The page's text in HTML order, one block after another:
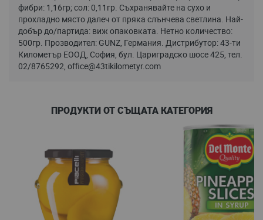
фибри: 1,16гр; сол: 0,11гр. Съхранявайте на сухо и
прохладно място далеч от пряка слънчева светлина. Най-
добър до/партида: виж опаковката. Нетно количество:
500гр. Прозводител: GUNZ, Германия. Дистрибутор: 43-ти
Километър ЕООД, София, бул. Цариградско шосе 425, тел.
02/8765292, office@43tikilometyr.com
ПРОДУКТИ ОТ СЪЩАТА КАТЕГОРИЯ